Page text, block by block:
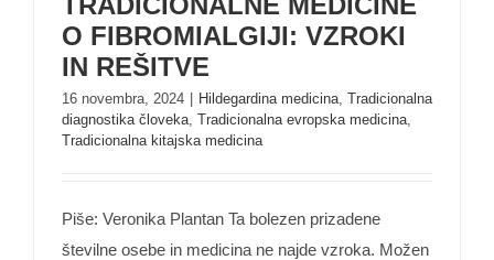
FIBROMIALGIJI: VZROKI IN REŠITVE
O FIBROMIALGIJI: VZROKI
IN REŠITVE
16 novembra, 2024 Hildegardina medicina, Tradicionalna
diagnostika človeka, Tradicionalna evropska medicina,
Tradicionalna kitajska medicina
Piše: Veronika Plantan Ta bolezen prizadene
številne osebe in medicina ne najde vzroka. Možen